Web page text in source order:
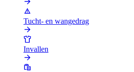
Tucht- en wangedrag
Invallen